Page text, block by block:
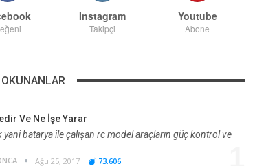
Instagram
Takipçi
Youtube
Abone
Ve Ne İşe Yarar
yani batarya ile çalışan rc model araçların güç kontrol ve
Ağu 25, 2017 73.606